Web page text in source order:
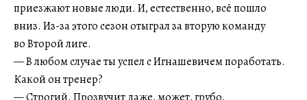
приезжают новые люди. И, естественно, всё пошло
вниз. Из-за этого сезон отыграл за вторую команду
во Второй лиге.
— В любом случае ты успел с Игнашевичем поработать.
Какой он тренер?